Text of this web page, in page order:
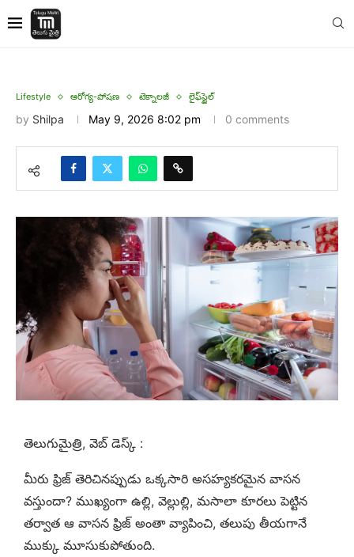
Lifestyle ఆరోగ్య-పోషణ టెక్నాలజీ లైఫ్‌స్టైల్
by Shilpa May 9, 2026 8:02 pm 0 comments
తెలుగుమైత్రి, వెబ్ డెస్క్ :
మీరు ఫ్రిజ్ తెరిచినప్పుడు ఒక్కసారి అసహ్యకరమైన వాసన
వస్తుందా? ముఖ్యంగా ఉల్లి, వెల్లుల్లి, మసాలా కూరలు పెట్టిన
తర్వాత ఆ వాసన ఫ్రిజ్ అంతా వ్యాపించి, తలుపు తీయగానే
ముక్కు మూసుకుపోతుంది.